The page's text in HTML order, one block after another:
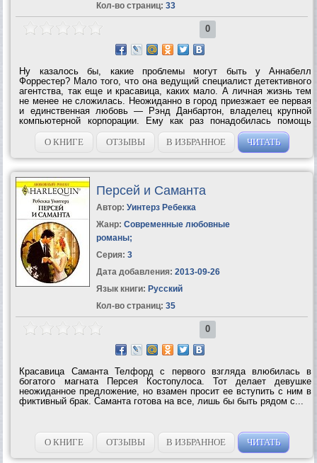
Кол-во страниц: 33
0
Ну казалось бы, какие проблемы могут быть у Аннабелл
Форрестер? Мало того, что она ведущий специалист детективного
агентства, так еще и красавица, каких мало. А личная жизнь тем
не менее не сложилась. Неожиданно в город приезжает ее первая
и единственная любовь — Рэнд Данбартон, владелец крупной
компьютерной корпорации. Ему как раз понадобилась помощь
частного...
О КНИГЕ
ОТЗЫВЫ В ИЗБРАННОЕ ЧИТАТЬ
Персей и Саманта
Автор: Уинтерз Ребекка
Жанр: Современные любовные
романы;
Серия: 3
Дата добавления: 2013-09-26
Язык книги: Русский
Кол-во страниц: 35
0
Красавица Саманта Телфорд с первого взгляда влюбилась в
богатого магната Персея Костопулоса. Тот делает девушке
неожиданное предложение, но взамен просит ее вступить с ним в
фиктивный брак. Саманта готова на все, лишь бы быть рядом с...
О КНИГЕ ОТЗЫВЫ В ИЗБРАННОЕ ЧИТАТЬ